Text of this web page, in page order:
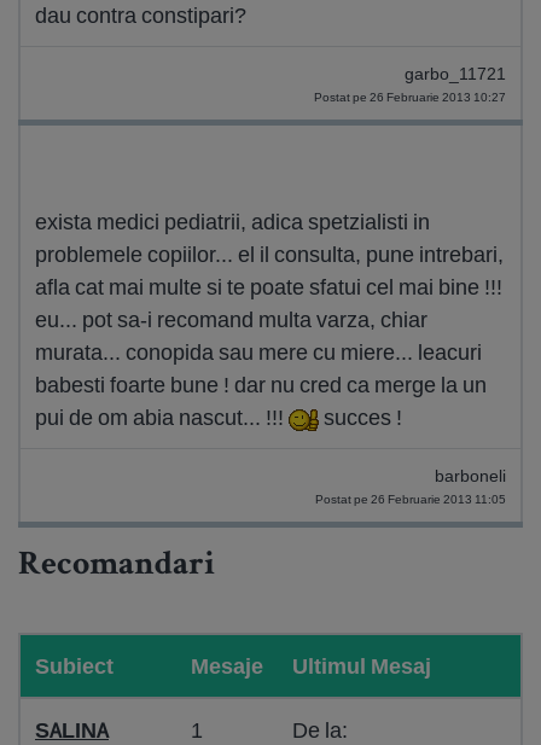
dau contra constipari?
garbo_11721
Postat pe 26 Februarie 2013 10:27
exista medici pediatrii, adica spetzialisti in
problemele copiilor... el il consulta, pune intrebari,
afla cat mai multe si te poate sfatui cel mai bine !!!
eu... pot sa-i recomand multa varza, chiar
murata... conopida sau mere cu miere... leacuri
babesti foarte bune ! dar nu cred ca merge la un
pui de om abia nascut... !!!
succes !
barboneli
Postat pe 26 Februarie 2013 11:05
Recomandari
Subiect Mesaje Ultimul Mesaj
SALINA
1
De la: